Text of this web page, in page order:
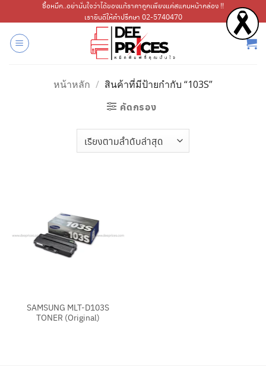
ไป
เนื้อหา
ซื้อหมึก..อย่ามั่นใจว่าได้ของแท้ราคาถูกเพียงแค่สแกนหน้ากล่อง !!
เรายินดีให้คำปรึกษา 02-5740470
หน้าหลัก / สินค้าที่มีป้ายกำกับ “103S”
คัดกรอง
SAMSUNG MLT-D103S
TONER (Original)